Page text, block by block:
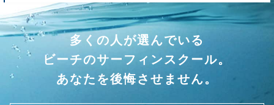
受付時間 : 09:00〜19:00
一松海岸 波情報
状態 風
6:20 22:58
多くの人が選んでいる
ビーチのサーフィンスクール。
あなたを後悔させません。